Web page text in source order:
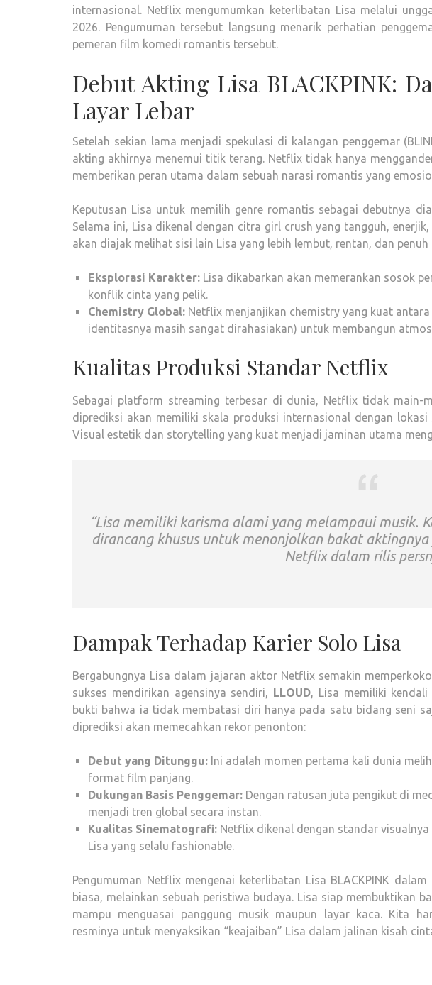
internasional. Netflix mengumumkan keterlibatan Lisa melalui
2026. Pengumuman tersebut langsung menarik perhatian
pemeran film komedi romantis tersebut.
Debut Akting Lisa BLACKPINK:
Layar Lebar
Setelah sekian lama menjadi spekulasi di kalangan penggemar
akting akhirnya menemui titik terang. Netflix tidak hanya
memberikan peran utama dalam sebuah narasi romantis yang
Keputusan Lisa untuk memilih genre romantis sebagai debutnya
Selama ini, Lisa dikenal dengan citra girl crush yang tangguh,
akan diajak melihat sisi lain Lisa yang lebih lembut, rentan, dan penuh
Eksplorasi Karakter: Lisa dikabarkan akan memerankan sosok
konflik cinta yang pelik.
Chemistry Global: Netflix menjanjikan chemistry yang kuat
identitasnya masih sangat dirahasiakan) untuk membangun
Kualitas Produksi Standar Netflix
Sebagai platform streaming terbesar di dunia, Netflix tidak main-
diprediksi akan memiliki skala produksi internasional dengan
Visual estetik dan storytelling yang kuat menjadi jaminan utama
“Lisa memiliki karisma alami yang melampaui musik.
dirancang khusus untuk menonjolkan bakat
Netflix dalam rilis
Dampak Terhadap Karier Solo Lisa
Bergabungnya Lisa dalam jajaran aktor Netflix semakin
sukses mendirikan agensinya sendiri, LLOUD, Lisa memiliki
bukti bahwa ia tidak membatasi diri hanya pada satu bidang seni
diprediksi akan memecahkan rekor penonton:
Debut yang Ditunggu: Ini adalah momen pertama kali dunia
format film panjang.
Dukungan Basis Penggemar: Dengan ratusan juta pengikut di
menjadi tren global secara instan.
Kualitas Sinematografi: Netflix dikenal dengan standar
Lisa yang selalu fashionable.
Pengumuman Netflix mengenai keterlibatan Lisa BLACKPINK
biasa, melainkan sebuah peristiwa budaya. Lisa siap membuktikan
mampu menguasai panggung musik maupun layar kaca. Kita
resminya untuk menyaksikan “keajaiban” Lisa dalam jalinan kisah